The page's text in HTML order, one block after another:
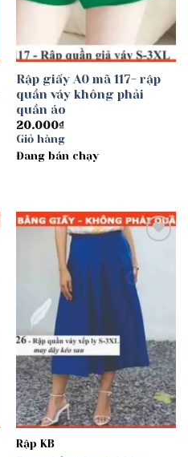
Rập giấy A0 mã 117- rập
quần váy không phải
quần áo
20.000₫
Giỏ hàng
Đang bán chạy
Add to
wishlist
Rập KB